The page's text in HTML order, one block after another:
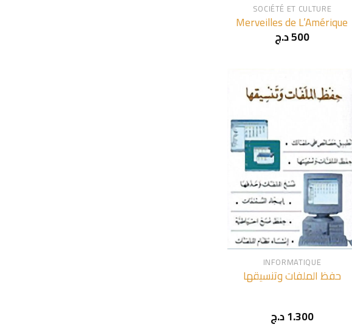
SOCIÉTÉ ET CULTURE
Merveilles de L’Amérique
500د.ج
+
INFORMATIQUE
حفظ الملفات وتنسيقها
1.300د.ج